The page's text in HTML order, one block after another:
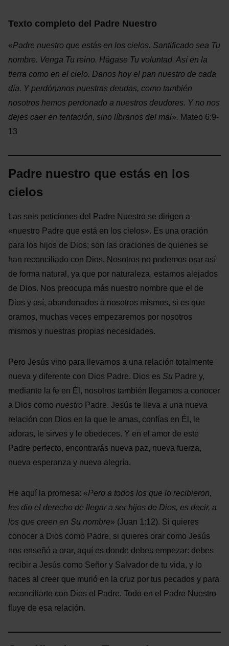
Texto completo del Padre Nuestro
«Padre nuestro que estás en los cielos. Santificado sea Tu
nombre. Venga Tu reino. Hágase Tu voluntad. Así en la
tierra como en el cielo. Danos hoy el pan nuestro de cada
día. Y perdónanos nuestras deudas, como también
nosotros hemos perdonado a nuestros deudores. Y no nos
dejes caer en tentación, sino líbranos del mal». Mateo 6:9-
13
Padre nuestro que estás en los
cielos
Las seis peticiones del Padre Nuestro se dirigen a
«nuestro Padre que está en los cielos». Es una oración
para los hijos de Dios; son las oraciones de quienes se
han reconciliado con Dios. Nosotros no podemos orar así
de forma natural, ya que por naturaleza, estamos alejados
de Dios. Nos preocupa más nuestro nombre que el de
Dios y así, abandonados a nosotros mismos, si es que
oramos, muchas veces empezaremos por nosotros
mismos y nuestras propias necesidades.
Pero Jesús vino para llevarnos a una relación totalmente
nueva y diferente con Dios Padre. Dios es Su Padre y,
mediante la fe en Él, nosotros también llegamos a conocer
a Dios como nuestro Padre. Jesús te lleva a una nueva
relación con Dios en la que le amas, confías en Él, le
adoras, le sirves y le obedeces. Y en el amor de este
Padre perfecto, encontrarás nueva paz, nueva fuerza,
nueva esperanza y nueva alegría.
He aquí la promesa: «Pero a todos los que lo recibieron,
les dio el derecho de llegar a ser hijos de Dios, es decir, a
los que creen en Su nombre» (Juan 1:12). Si quieres
conocer a Dios como Padre, si quieres orar como Jesús
nos enseñó a orar, aquí es donde debes empezar: debes
recibir a Jesús como Señor y Salvador de tu vida, y lo
haces al creer que murió en la cruz por tus pecados y para
reconciliarte con Dios el Padre. Todo en el Padre Nuestro
fluye de esa relación.